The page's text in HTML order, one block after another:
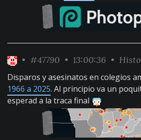
• #47790 • 13:00:36 •
Disparos y asesinatos en colegios
1966 a 2025. Al principio va un
esperad a la traca final